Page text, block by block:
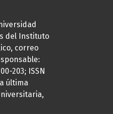
del Instituto
correo
203; ISSN
última